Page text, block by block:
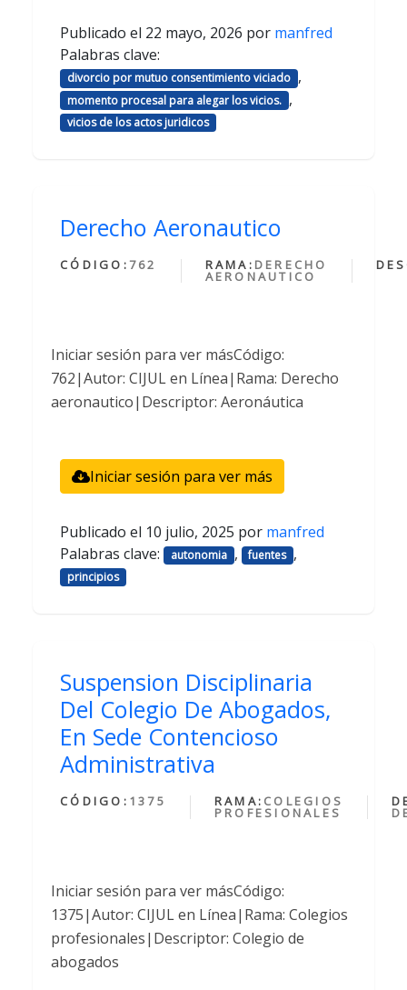
Publicado el 22 mayo, 2026 por manfred
Palabras clave:
divorcio por mutuo consentimiento viciado ,
momento procesal para alegar los vicios. ,
vicios de los actos juridicos
Derecho Aeronautico
CÓDIGO: 762 RAMA: DERECHO
AERONAUTICO
Iniciar sesión para ver másCódigo:
762|Autor: CIJUL en Línea|Rama: Derecho
aeronautico|Descriptor: Aeronáutica
Iniciar sesión para ver más
Publicado el 10 julio, 2025 por manfred
Palabras clave:
autonomia , fuentes ,
principios
Suspension Disciplinaria
Del Colegio De Abogados,
En Sede Contencioso
Administrativa
CÓDIGO: 1375 RAMA: COLEGIOS
PROFESIONALES
Iniciar sesión para ver másCódigo:
1375|Autor: CIJUL en Línea|Rama: Colegios
profesionales|Descriptor: Colegio de
abogados